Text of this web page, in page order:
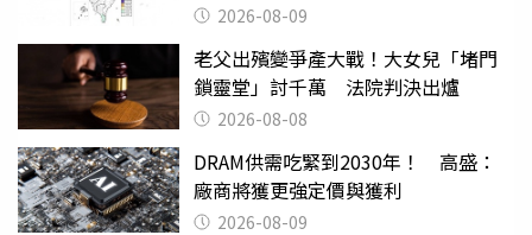
2026-08-09
老父出殯變爭產大戰！大女兒「堵門
鎖靈堂」討千萬 法院判決出爐
2026-08-08
DRAM供需吃緊到2030年！ 高盛：
廠商將獲更強定價與獲利
2026-08-09